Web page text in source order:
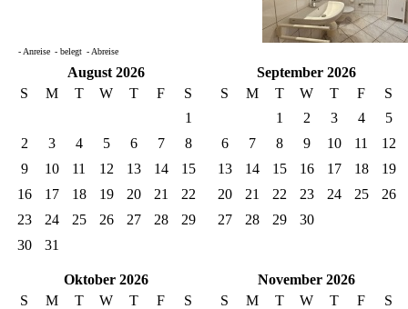
- Anreise - belegt - Abreise
August 2026
S
M T W T F
S
1
2
3 4 5 6 7
8
9
10 11 12 13 14
15
16
17 18 19 20 21
22
23
24 25 26 27 28
29
30
31
September 2026
S
M T W T F
S
1
2 3 4
5
6
7 8 9 10 11
12
13
14 15 16 17 18
19
20
21 22 23 24 25
26
27
28 29 30
Oktober 2026
S
M T W T F
S
November 2026
S
M T W T F
S